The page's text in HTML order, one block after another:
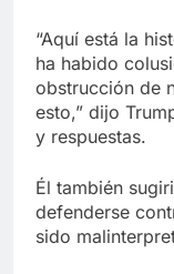
“Aquí está la
ha habido
obstrucción de
esto,” dijo
y respuestas.
Él también
defenderse
sido